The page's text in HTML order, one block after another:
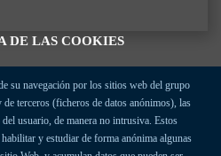
DE LAS COOKIES
su navegación por los sitios web del grupo
terceros (ficheros de datos anónimos), las
usuario, de manera no intrusiva. Estos
y estudiar de forma anónima algunas